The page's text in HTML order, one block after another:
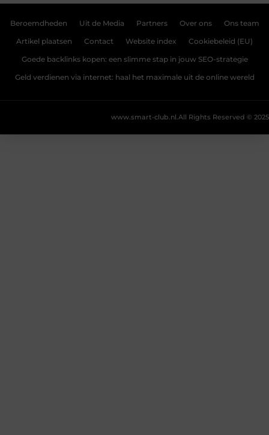
Beroemdheden Uit de Media Partners Over ons Ons team
Artikel plaatsen Contact Website index Cookiebeleid (EU)
Goede backlinks kopen: een slimme stap in jouw SEO-strategie
Geld verdienen via internet: haal het maximale uit de online wereld
All Rights Reserved © 2025
www.smart-club.nl.